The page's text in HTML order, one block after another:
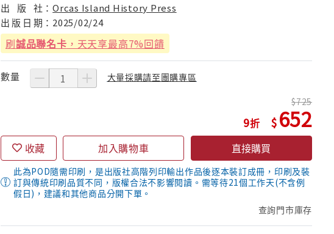
出
版 社：Orcas Island History Press
出 版 日 期： 2025/02/24
刷誠品聯名卡 ，天天享最高7%回饋
數量 大量採購請至團購專區
9
725
652
收藏 加入購物車 直接購買
此為POD隨需印刷，是出版社高階列印輸出作品後逐本裝訂成冊，印刷及裝
訂與傳統印刷品質不同，版權合法不影響閱讀。需等待21個工作天(不含例
假日)，建議和其他商品分開下單。
查詢門市庫存